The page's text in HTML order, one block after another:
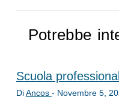
Potrebbe
Scuola
DiAncos - Novembre 5,